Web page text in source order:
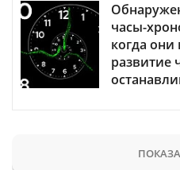
часы-
когда они
развитие